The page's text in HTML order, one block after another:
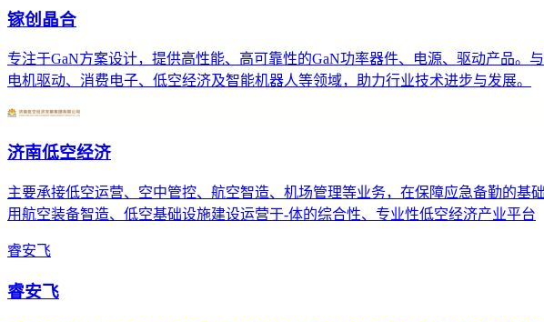
镓创晶合
专注于GaN方案设计，提供高性能、高可靠性的GaN功率器件、电源、驱动产品。
电机驱动、消费电子、低空经济及智能机器人等领域，助力行业技术进步与发展。
济南低空经济
主要承接低空运营、空中管控、航空智造、机场管理等业务，在保障应急备勤的
用航空装备智造、低空基础设施建设运营于-体的综合性、专业性低空经济产业平台
睿安飞
睿安飞